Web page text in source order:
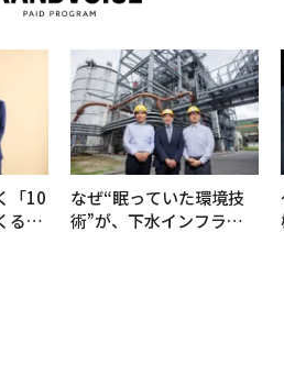
「10
る─
なぜ“眠っていた環境技
術”が、下水インフラを